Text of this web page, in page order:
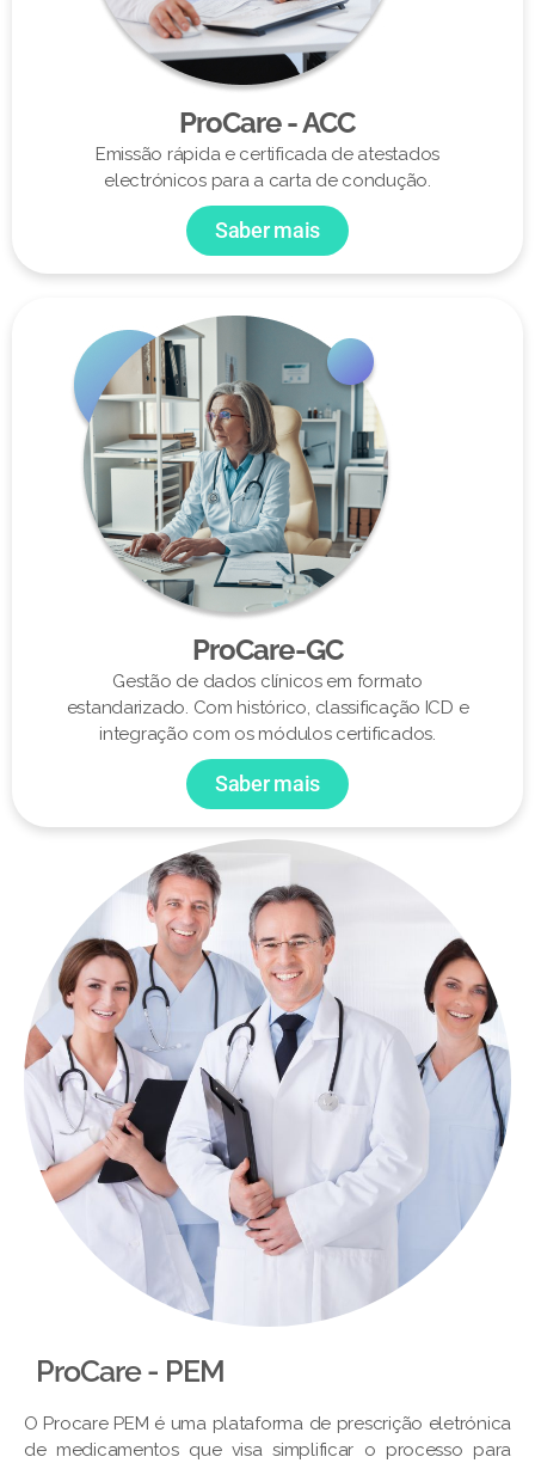
ProCare - ACC
Emissão rápida e certificada de atestados
electrónicos para a carta de condução.
Saber mais
ProCare-GC
Gestão de dados clínicos em formato
estandarizado. Com histórico, classificação ICD e
integração com os módulos certificados.
Saber mais
ProCare - PEM​
O Procare PEM é uma plataforma de prescrição eletrónica
de medicamentos que visa simplificar o processo para